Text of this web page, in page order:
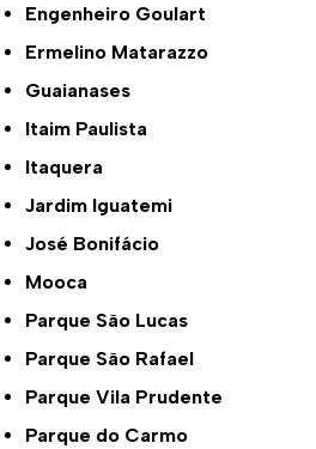
Engenheiro Goulart
Ermelino Matarazzo
Guaianases
Itaim Paulista
Itaquera
Jardim Iguatemi
José Bonifácio
Mooca
Parque São Lucas
Parque São Rafael
Parque Vila Prudente
Parque do Carmo